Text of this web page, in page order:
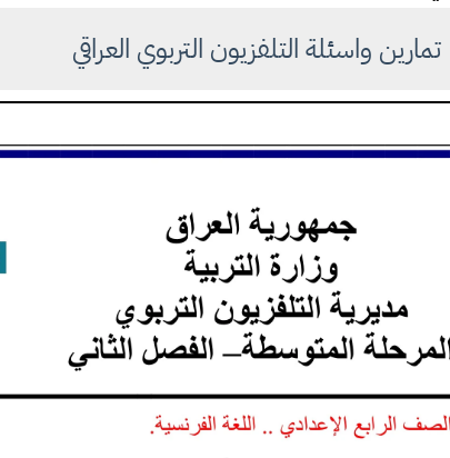
تمارين واسئلة التلفزيون التربوي العراقي